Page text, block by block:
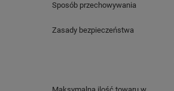
Sposób przechowywania
Zasady bezpieczeństwa